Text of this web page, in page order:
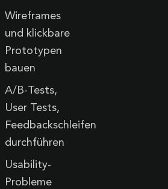
Wireframes
und klickbare
Prototypen
bauen
A/B-Tests,
User Tests,
Feedbackschleifen
durchführen
Usability-
Probleme